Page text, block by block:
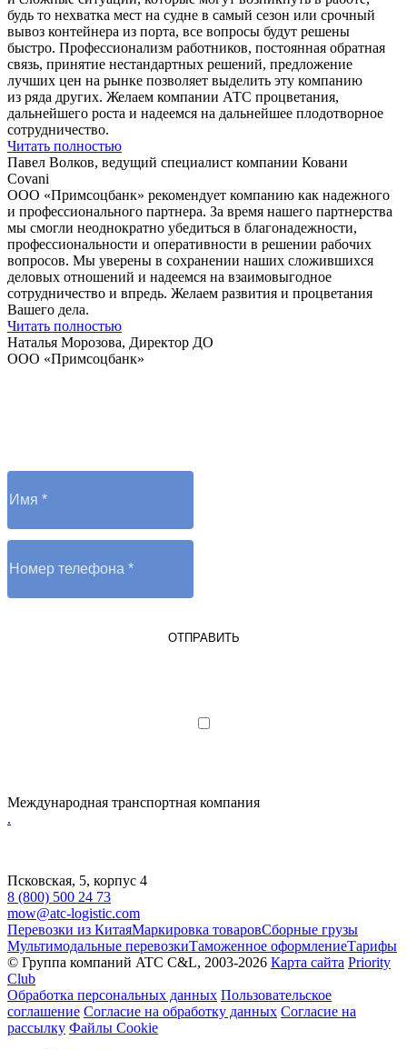
будь то нехватка мест на судне в самый сезон или срочный
вывоз контейнера из порта, все вопросы будут решены
быстро. Профессионализм работников, постоянная обратная
связь, принятие нестандартных решений, предложение
лучших цен на рынке позволяет выделить эту компанию
из ряда других. Желаем компании АТС процветания,
дальнейшего роста и надеемся на дальнейшее плодотворное
сотрудничество.
Читать полностью
Павел Волков, ведущий специалист компании Ковани
Covani
ООО «Примсоцбанк» рекомендует компанию как надежного
и профессионального партнера. За время нашего партнерства
мы смогли неоднократно убедиться в благонадежности,
профессиональности и оперативности в решении рабочих
вопросов. Мы уверены в сохранении наших сложившихся
деловых отношений и надеемся на взаимовыгодное
сотрудничество и впредь. Желаем развития и процветания
Вашего дела.
Читать полностью
Наталья Морозова, Директор ДО
ООО «Примсоцбанк»
ОТПРАВИТЬ
Международная транспортная компания
.
Псковская, 5, корпус 4
8 (800) 500 24 73
mow@atc-logistic.com
Перевозки из КитаяМаркировка товаровСборные грузы
Мультимодальные перевозкиТаможенное оформлениеТарифы
© Группа компаний ATC C&L, 2003-2026 Карта сайта Priority
Club
Обработка персональных данных Пользовательское
соглашение Согласие на обработку данных Согласие на
рассылку Файлы Cookie